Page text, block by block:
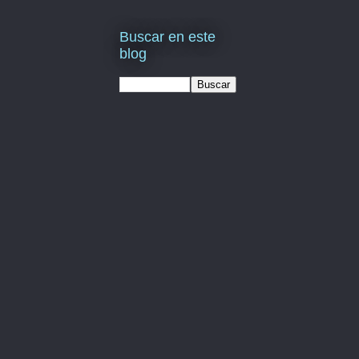
Buscar en este
blog